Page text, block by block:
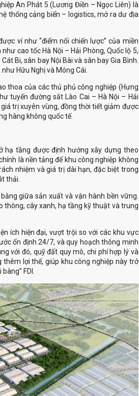
An Phát 5 (Lương Điền – Ngọc Liên) là
thống cảng biển – logistics, mở ra dư địa
cao tốc Hà Nội – Hải Phòng, Quốc lộ 5,
Bi, sân bay Nội Bài và sân bay Gia Bình.
tuyến đường sắt Lào Cai – Hà Nội – Hải
trị xuyên vùng, đồng thời tiết giảm được
là nền tảng để khu công nghiệp không
nhiệm và giá trị dài hạn, đặc biệt trong
thông, cây xanh, hạ tầng kỹ thuật và trung
ổn định 24/7, và quy hoạch thông minh
với đó, quỹ đất quy mô, chi phí hợp lý và
lợi thế, giúp khu công nghiệp này trở